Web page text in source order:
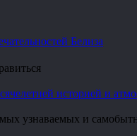
Белиза
историей и
узнаваемых и